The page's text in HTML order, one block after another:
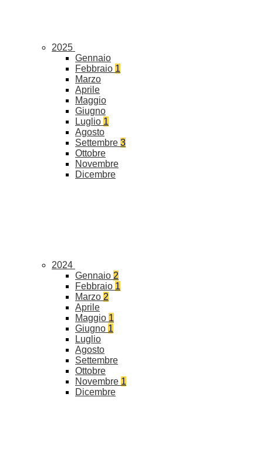
2025
Gennaio
Febbraio 1
Marzo
Aprile
Maggio
Giugno
Luglio 1
Agosto
Settembre 3
Ottobre
Novembre
Dicembre
2024
Gennaio 2
Febbraio 1
Marzo 2
Aprile
Maggio 1
Giugno 1
Luglio
Agosto
Settembre
Ottobre
Novembre 1
Dicembre